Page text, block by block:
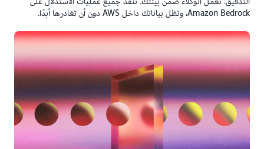
Amazon Bedrock، وتظل بياناتك داخل AWS دون أن تغادرها أبدًا.